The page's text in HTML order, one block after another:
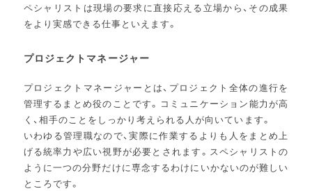
ペシャリストは現場の要求に直接応える立場から、その成果
をより実感できる仕事といえます。
プロジェクトマネージャー
プロジェクトマネージャーとは、プロジェクト全体の進行を
管理するまとめ役のことです。コミュニケーション能力が高
く、相手のことをしっかり考えられる人が向いています。
いわゆる管理職なので、実際に作業するよりも人をまとめ上
げる統率力や広い視野が必要とされます。スペシャリストの
ように一つの分野だけに専念するわけにいかないのが難しい
ところです。